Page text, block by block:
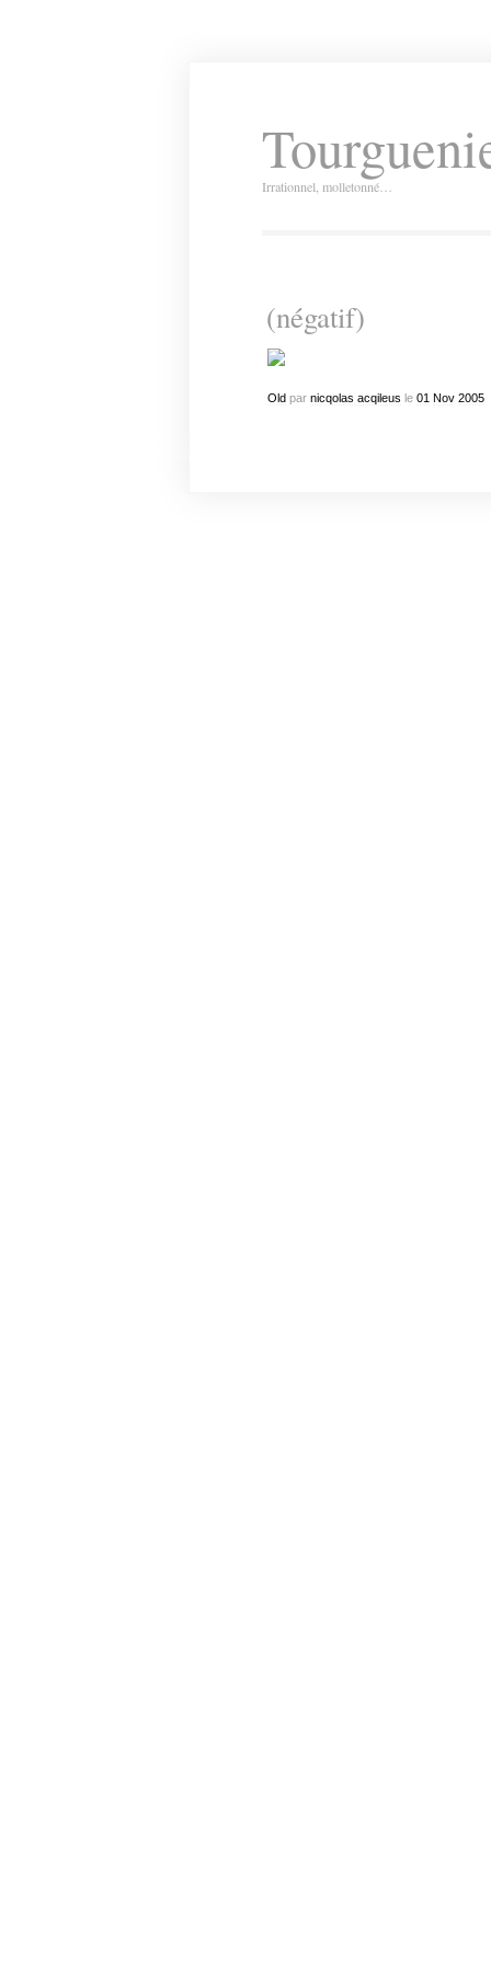
Irrationnel, molletonné…
(négatif)
Oldpar nicqolas acqileus le 01 Nov 2005